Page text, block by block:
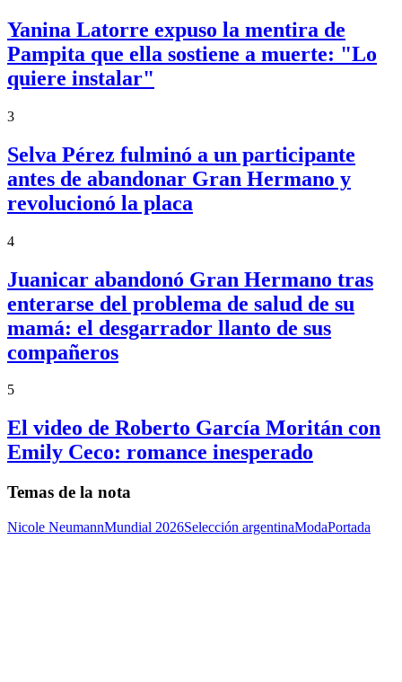
Yanina Latorre expuso la mentira de
Pampita que ella sostiene a muerte: "Lo
quiere instalar"
3
Selva Pérez fulminó a un participante
antes de abandonar Gran Hermano y
revolucionó la placa
4
Juanicar abandonó Gran Hermano tras
enterarse del problema de salud de su
mamá: el desgarrador llanto de sus
compañeros
5
El video de Roberto García Moritán con
Emily Ceco: romance inesperado
Temas de la nota
Nicole NeumannMundial 2026Selección argentinaModaPortada